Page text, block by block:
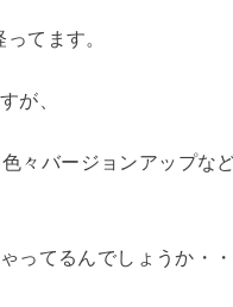
てます。
が、
々バージョンアップな
ってるんでしょうか・・